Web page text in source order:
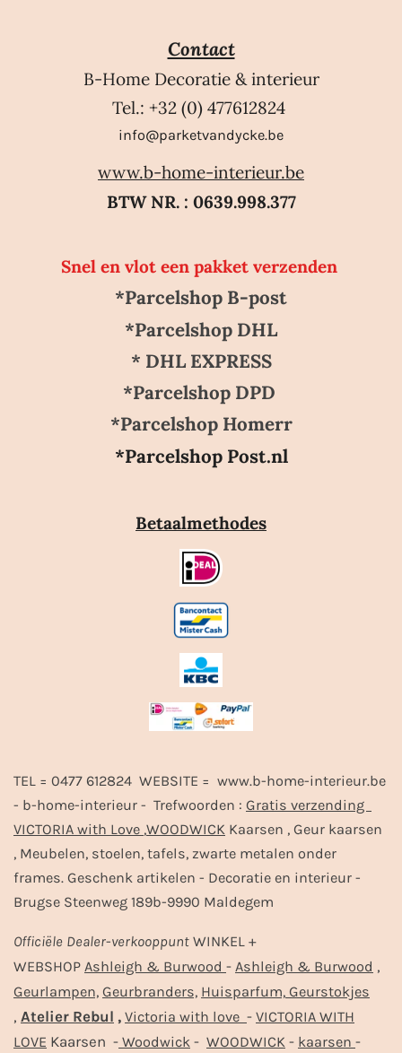
Contact
B-Home Decoratie & interieur
Tel.: +32 (0) 477612824
info@parketvandycke.be
www.b-home-interieur.be
BTW NR. : 0639.998.377
Snel en vlot een pakket verzenden
*Parcelshop B-post
*Parcelshop DHL
* DHL EXPRESS
*Parcelshop DPD
*Parcelshop Homerr
*Parcelshop Post.nl
Betaalmethodes
TEL = 0477 612824 WEBSITE = www.b-home-interieur.be
- b-home-interieur - Trefwoorden : Gratis verzending
VICTORIA with Love ,WOODWICK Kaarsen , Geur kaarsen
, Meubelen, stoelen, tafels, zwarte metalen onder
frames. Geschenk artikelen - Decoratie en interieur -
Brugse Steenweg 189b-9990 Maldegem
Officiële Dealer-verkooppunt WINKEL +
WEBSHOP Ashleigh & Burwood - Ashleigh & Burwood ,
Geurlampen, Geurbranders, Huisparfum, Geurstokjes
, Atelier Rebul , Victoria with love - VICTORIA WITH
LOVE Kaarsen - Woodwick - WOODWICK - kaarsen -